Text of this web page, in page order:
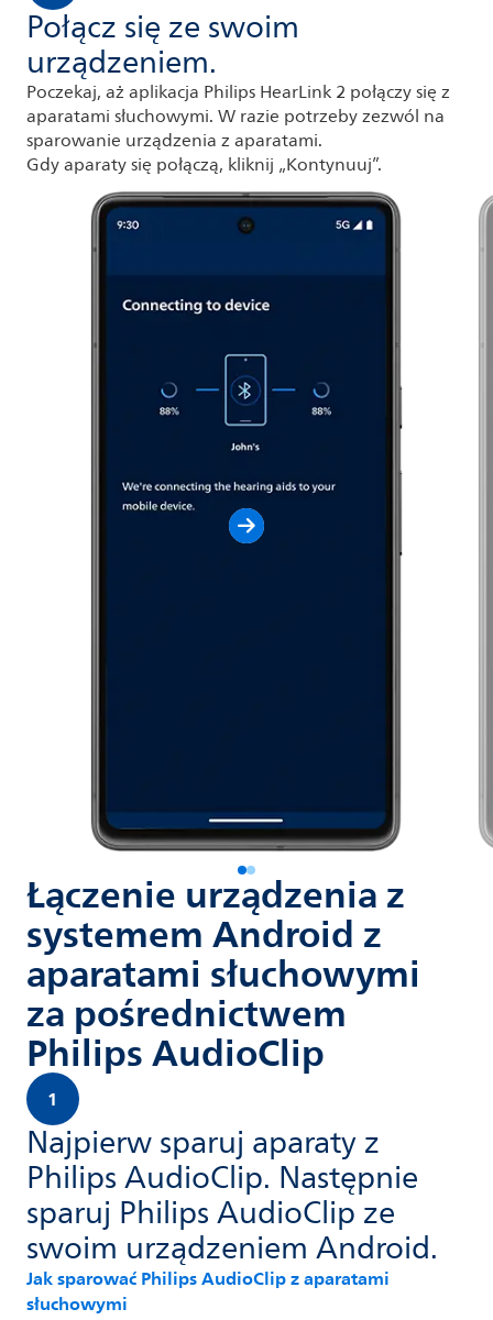
Połącz się ze swoim
urządzeniem.
Poczekaj, aż aplikacja Philips HearLink 2 połączy się z
aparatami słuchowymi. W razie potrzeby zezwól na
sparowanie urządzenia z aparatami.
Gdy aparaty się połączą, kliknij „Kontynuuj”.
Łączenie urządzenia z
systemem Android z
aparatami słuchowymi
za pośrednictwem
Philips AudioClip
1
Najpierw sparuj aparaty z
Philips AudioClip. Następnie
sparuj Philips AudioClip ze
swoim urządzeniem Android.
Jak sparować Philips AudioClip z aparatami
słuchowymi